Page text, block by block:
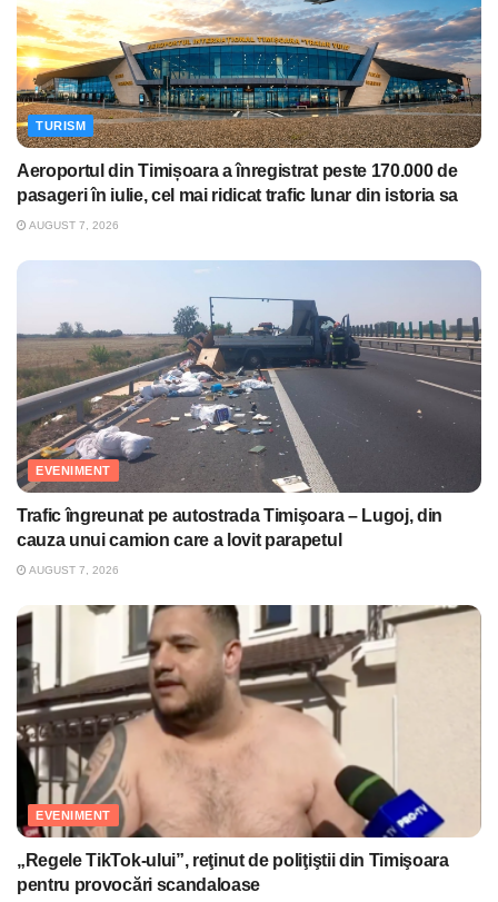
TURISM
Aeroportul din Timișoara a înregistrat peste 170.000 de
pasageri în iulie, cel mai ridicat trafic lunar din istoria sa
AUGUST 7, 2026
EVENIMENT
Trafic îngreunat pe autostrada Timişoara – Lugoj, din
cauza unui camion care a lovit parapetul
AUGUST 7, 2026
EVENIMENT
„Regele TikTok-ului”, reţinut de poliţiştii din Timişoara
pentru provocări scandaloase